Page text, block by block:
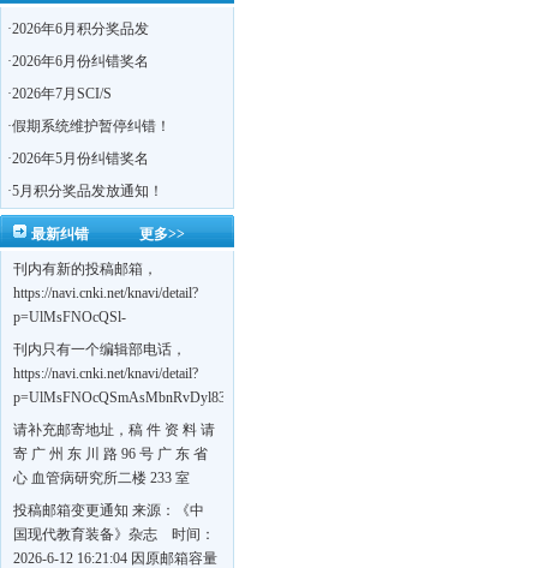
·2026年6月积分奖品发
·2026年6月份纠错奖名
·2026年7月SCI/S
·假期系统维护暂停纠错！
·2026年5月份纠错奖名
·5月积分奖品发放通知！
更多>>
最新纠错
刊内有新的投稿邮箱，
https://navi.cnki.net/knavi/detail?
p=UlMsFNOcQSl-
刊内只有一个编辑部电话，
https://navi.cnki.net/knavi/detail?
p=UlMsFNOcQSmAsMbnRvDyl83fGGu5dcrBYtF-
w7VFJdSWT5tem1RQ5W2sC5HRG-
S8mH75DuljrTVfVeoXxT4L0b-
Yrk7HaGd7C2w5FD7nrnLRR5Q57zsTTQ==&uniplatform=NZKPT&language=CHS
请补充邮寄地址，稿 件 资 料 请
寄 广 州 东 川 路 96 号 广 东 省
心 血管病研究所二楼 233 室
《岭南心血管病杂志》编辑部
收，
https://navi.cnki.net/knavi/detail?
投稿邮箱变更通知 来源：《中
国现代教育装备》杂志 时间：
2026-6-12 16:21:04 因原邮箱容量